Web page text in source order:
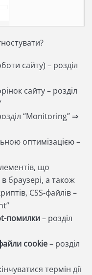
сайту) – розділ
сайту – розділ
“Monitoring” ⇒
оптимізацією –
що
браузері, а також
CSS-файлів –
помилки– розділ
cookie– розділ
термін дії